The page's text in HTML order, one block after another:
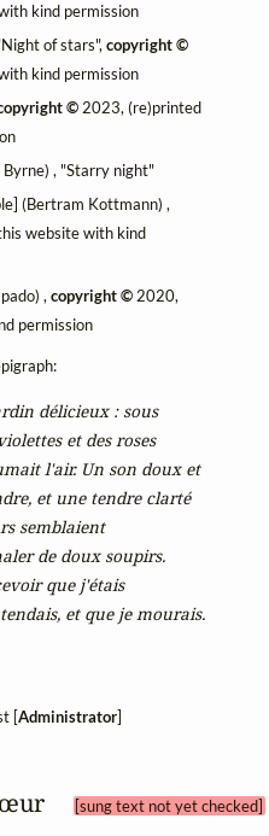
kind permission
of stars",copyright ©
kind permission
© 2023, (re)printed
Byrne) , "Starry night"
(Bertram Kottmann) ,
website with kind
,copyright ©2020,
permission
délicieux : sous
et des roses
l'air. Un son doux et
et une tendre clarté
semblaient
de doux soupirs.
que j'étais
et que je mourais.
[Administrator]
[sung text not yet checked]